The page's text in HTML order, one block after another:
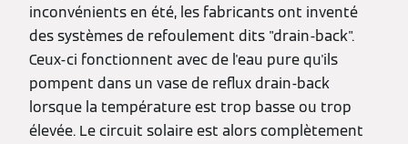
inconvénients en été, les fabricants ont inventé
des systèmes de refoulement dits "drain-back".
Ceux-ci fonctionnent avec de l'eau pure qu'ils
pompent dans un vase de reflux drain-back
lorsque la température est trop basse ou trop
élevée. Le circuit solaire est alors complètement